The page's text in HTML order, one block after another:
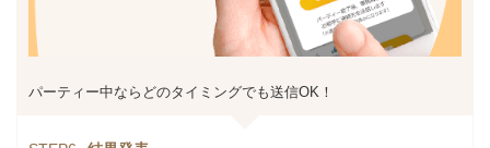
パーティー中ならどのタイミングでも送信OK！